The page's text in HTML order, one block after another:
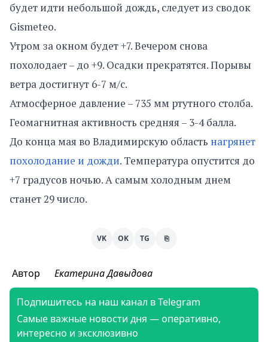
будет идти небольшой дождь, следует из сводок
Gismeteo.
Утром за окном будет +7. Вечером снова
похолодает – до +9. Осадки прекратятся. Порывы
ветра достигнут 6-7 м/с.
Атмосферное давление – 735 мм ртутного столба.
Геомагнитная активность средняя – 3-4 балла.
До конца мая во Владимирскую область нагрянет
похолодание и дожди. Температура опустится до
+7 градусов ночью. А самым холодным днем
станет 29 число.
VK OK TG ⎘
Автор Екатерина Давыдова
Подпишитесь на наш канал в Telegram
Самые важные новости дня — оперативно,
интересно и эксклюзивно